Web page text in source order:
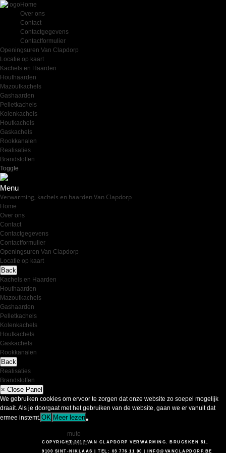
Home
Over ons
Contact
Contactgegevens
Contactformulier
Openingsuren Van Clapdorp
Locatie op kaart
Kachels en Haarden
Houthaarden
Mazoutkachels
Gashaarden
Pelletkachels
Kolenkachels
Houtkachels
Gaskachels
Rookkanalen
Realisaties
Brandstoffen
Toggle
mute
unmute
COPYRIGHT 2017 VAN CLAPDORP VERWARMING. BRUGSKEN 51,
9100 SINT-NIKLAAS | TEL: 03 776 11 00 |
INFO@VANCLAPDORP.BE
Menu
Verwarming, kachels en haarden Van Clapdorp
Home
Over ons
Contact
Contactgegevens
Contactformulier
Openingsuren Van Clapdorp
Locatie op kaart
Back
Kachels en Haarden
Houthaarden
Mazoutkachels
Gashaarden
Pelletkachels
Kolenkachels
Houtkachels
Gaskachels
Rookkanalen
Back
Realisaties
Brandstoffen
× Close Panel
We gebruiken cookies om ervoor te zorgen dat onze website zo soepel mogelijk
draait. Als je doorgaat met het gebruiken van de website, gaan we er vanuit dat
ermee instemt.OK Meer lezen